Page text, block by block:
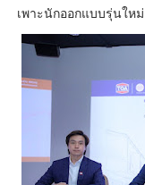
เพาะนักออกแบบรุ่นใหม่